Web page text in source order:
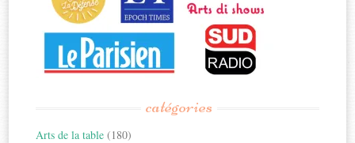
catégories
Arts de la table (180)